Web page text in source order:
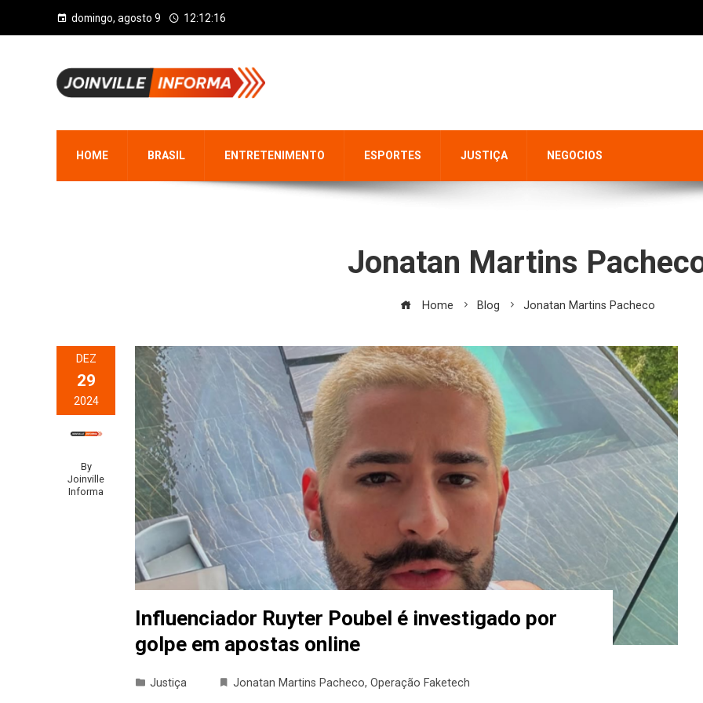
domingo, agosto 9 12:12:16
HOME BRASIL ENTRETENIMENTO ESPORTES JUSTIÇA NEGOCIOS
Jonatan Martins
Home Blog Jonatan Martins Pacheco
DEZ
29
2024
By
Joinville
Informa
Influenciador Ruyter Poubel é investigado por
golpe em apostas online
Justiça Jonatan Martins Pacheco, Operação Faketech